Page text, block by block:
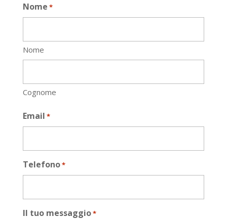
Nome *
Nome
Cognome
Email *
Telefono*
Il tuo messaggio*